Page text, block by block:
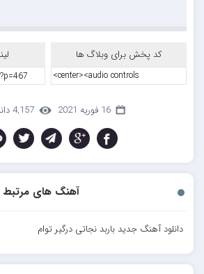
کد پخش برای وبلاگ ها
16 فوریه 2021 4,157 دانلود
آهنگ های مرتبط
دانلود آهنگ جدید باربد نجاتی درگیر توام